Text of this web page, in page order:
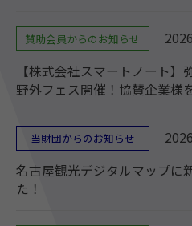
賛助会員からのお知らせ
【株式会社スマートノート
野外フェス開催！協賛企業様
当財団からのお知らせ
名古屋観光デジタルマップに
た！